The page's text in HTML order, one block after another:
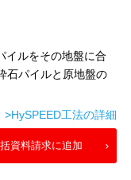
イルをその地盤に合
石パイルと原地盤の
>HySPEED工法の詳細
資料請求に追加